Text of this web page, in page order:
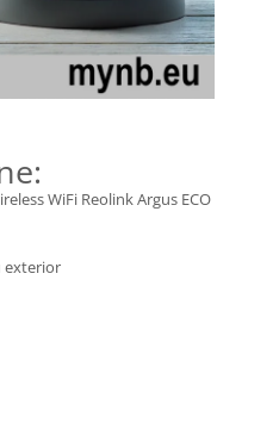
WiFi Reolink Argus ECO
exterior